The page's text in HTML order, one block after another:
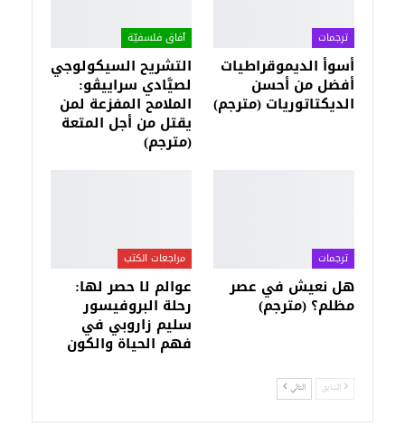
ترجمات
أسوأ الديموقراطيات
أفضل من أحسن
الديكتاتوريات (مترجم)
آفاق فلسفيّة‎
التشريح السيكولوجي
لصيَّادي سراييڤو:
الملامح المفزعة لمن
يقتل من أجل المتعة
(مترجم)
ترجمات
هل نعيش في عصر
مظلم؟ (مترجم)
مراجعات الكتب
عوالم لا حصر لها:
رحلة البروفيسور
سليم زاروبي في
فهم الحياة والكون
السابق التالي